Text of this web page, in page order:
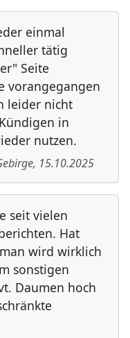
einmal
tätig
Seite
vorangegangen
leider nicht
in
nutzen.
, 15.10.2025
seit vielen
Hat
wird wirklich
sonstigen
Daumen hoch